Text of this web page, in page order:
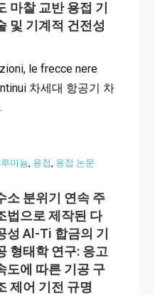
마찰 교반 용접 기
및 기계적 건전성
le frecce nere
차세대 항공기 차
미늄, 용접, 용접 논문
소 분위기 연속 주
법으로 제작된 다
성 Al-Ti 합금의 기
형태학 연구: 응고
도에 따른 기공 구
제어 기전 규명